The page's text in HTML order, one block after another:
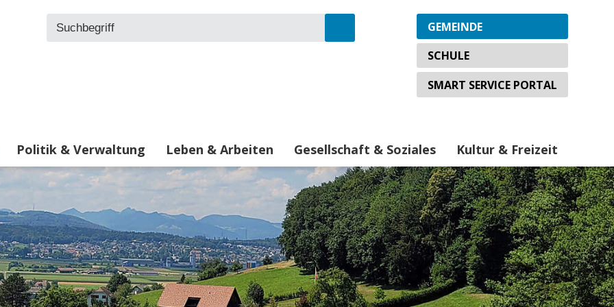
Suchbegriff Wechseln Sie zu:
GEMEINDE
SCHULE
SMART SERVICE PORTAL
Politik & Verwaltung Leben & Arbeiten Gesellschaft & Soziales Kultur & Freizeit